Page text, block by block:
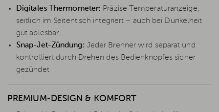
Digitales Thermometer: Präzise Temperaturanzeige,
seitlich im Seitentisch integriert – auch bei Dunkelheit
gut ablesbar
Snap-Jet-Zündung: Jeder Brenner wird separat und
kontrolliert durch Drehen des Bedienknopfes sicher
gezündet
PREMIUM-DESIGN & KOMFORT